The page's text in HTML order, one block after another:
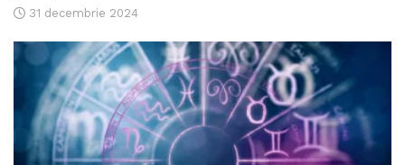
31 decembrie 2024